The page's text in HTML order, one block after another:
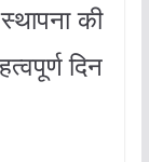
की
दिन